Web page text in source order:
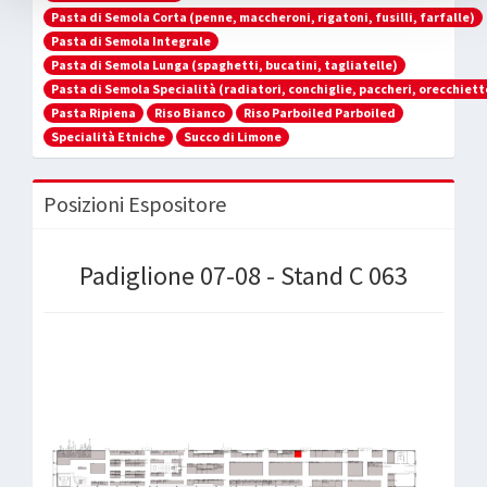
Pasta di Semola Corta (penne, maccheroni, rigatoni, fusilli, farfalle)
Pasta di Semola Integrale
Pasta di Semola Lunga (spaghetti, bucatini, tagliatelle)
Pasta di Semola Specialità (radiatori, conchiglie, paccheri,
Pasta Ripiena
Riso Bianco
Riso Parboiled Parboiled
Specialità Etniche
Succo di Limone
Posizioni Espositore
Padiglione 07-08 - Stand C 063